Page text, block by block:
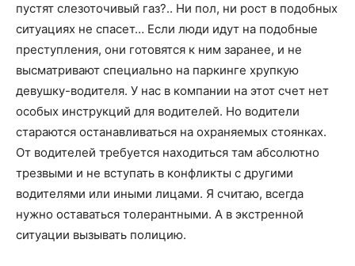
пустят слезоточивый газ?.. Ни пол, ни рост в подобных
ситуациях не спасет… Если люди идут на подобные
преступления, они готовятся к ним заранее, и не
высматривают специально на паркинге хрупкую
девушку-водителя. У нас в компании на этот счет нет
особых инструкций для водителей. Но водители
стараются останавливаться на охраняемых стоянках.
От водителей требуется находиться там абсолютно
трезвыми и не вступать в конфликты с другими
водителями или иными лицами. Я считаю, всегда
нужно оставаться толерантными. А в экстренной
ситуации вызывать полицию.